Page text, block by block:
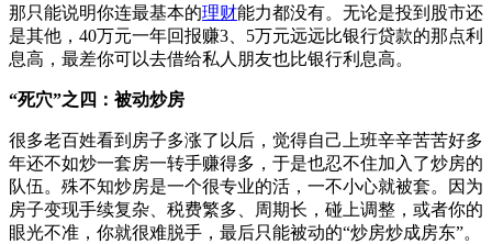
那只能说明你连最基本的理财能力都没有。无论是投到股市还
是其他，40万元一年回报赚3、5万元远远比银行贷款的那点利
息高，最差你可以去借给私人朋友也比银行利息高。
“死穴”之四：被动炒房
很多老百姓看到房子多涨了以后，觉得自己上班辛辛苦苦好多
年还不如炒一套房一转手赚得多，于是也忍不住加入了炒房的
队伍。殊不知炒房是一个很专业的活，一不小心就被套。因为
房子变现手续复杂、税费繁多、周期长，碰上调整，或者你的
眼光不准，你就很难脱手，最后只能被动的“炒房炒成房东”。